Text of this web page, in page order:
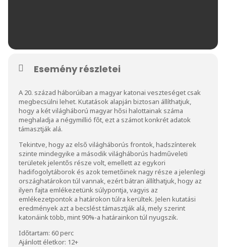
Esemény részletei
A 20. század háborúiban a magyar katonai veszteséget csak
megbecsülni lehet. Kutatások alapján biztosan állíthatjuk,
hogy a két világháború magyar hősi halottainak száma
meghaladja a négymillió főt, ezt a számot konkrét adatok
támasztják alá.
Tekintve, hogy az első világháborús frontok, hadszínterek
szinte mindegyike a második világháborús hadműveleti
területek jelentős része volt, emellett az egykori
hadifogolytáborok és azok temetőinek nagy része a jelenlegi
országhatárokon túl vannak, ezért bátran állíthatjuk, hogy az
ilyen fajta emlékezetünk súlypontja, vagyis az
emlékezetpontok a határokon túlra kerültek. Jelen kutatási
eredmények azt a becslést támasztják alá, mely szerint
katonáink több, mint 90%-a határainkon túl nyugszik.
Időtartam: 60 perc
Ajánlott életkor: 12+